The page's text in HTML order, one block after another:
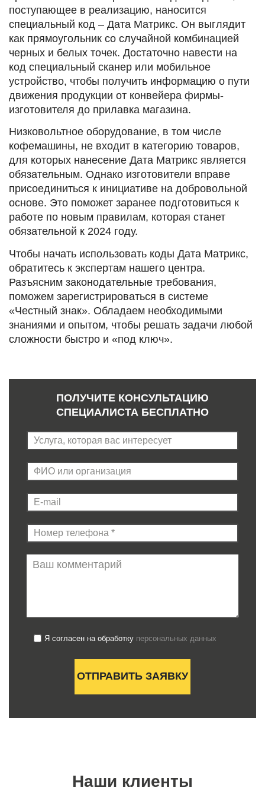
поступающее в реализацию, наносится
специальный код – Дата Матрикс. Он выглядит
как прямоугольник со случайной комбинацией
черных и белых точек. Достаточно навести на
код специальный сканер или мобильное
устройство, чтобы получить информацию о пути
движения продукции от конвейера фирмы-
изготовителя до прилавка магазина.
Низковольтное оборудование, в том числе
кофемашины, не входит в категорию товаров,
для которых нанесение Дата Матрикс является
обязательным. Однако изготовители вправе
присоединиться к инициативе на добровольной
основе. Это поможет заранее подготовиться к
работе по новым правилам, которая станет
обязательной к 2024 году.
Чтобы начать использовать коды Дата Матрикс,
обратитесь к экспертам нашего центра.
Разъясним законодательные требования,
поможем зарегистрироваться в системе
«Честный знак». Обладаем необходимыми
знаниями и опытом, чтобы решать задачи любой
сложности быстро и «под ключ».
ПОЛУЧИТЕ КОНСУЛЬТАЦИЮ
СПЕЦИАЛИСТА БЕСПЛАТНО
Я согласен на обработку персональных данных
Наши клиенты